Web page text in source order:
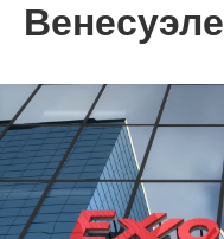
Венесуэле